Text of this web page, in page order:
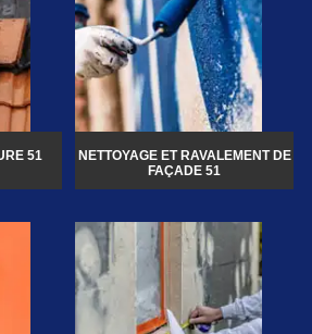
51
NETTOYAGE ET RAVALEMENT DE
FAÇADE 51